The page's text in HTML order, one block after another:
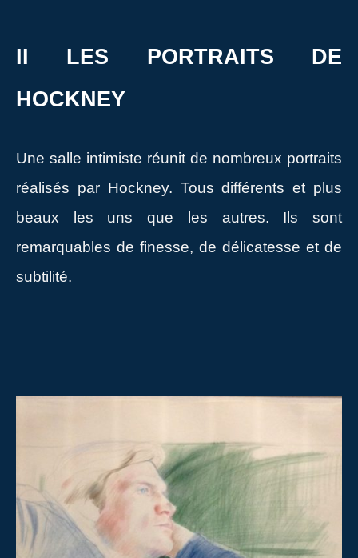
II LES PORTRAITS DE
HOCKNEY
Une salle intimiste réunit de nombreux portraits
réalisés par Hockney. Tous différents et plus
beaux les uns que les autres. Ils sont
remarquables de finesse, de délicatesse et de
subtilité.